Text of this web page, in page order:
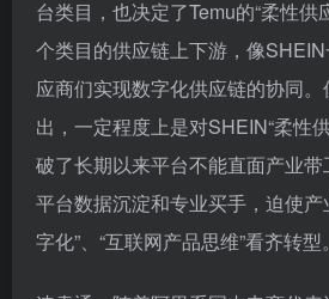
个类目的供应链上下游，像
应商们实现数字化供应链的协同
出，一定程度上是对SHEIN“柔性
破了长期以来平台不能直面产业带
平台数据沉淀和专业买手，迫使产
字化”、“互联网产品思维”看齐转型